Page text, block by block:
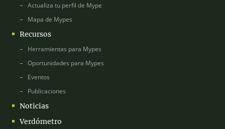
Actualiza tu perfil de Mype
Mapa de Mypes
Recursos
Herramientas para Mypes
Oportunidades para Mypes
Eventos
Publicaciones
Noticias
Verdómetro